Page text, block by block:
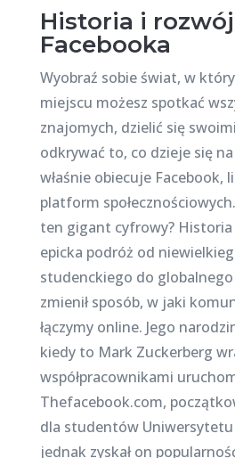
Historia i rozwój
Facebooka
Wyobraź sobie świat, w
miejscu możesz spotkać
znajomych, dzielić się
odkrywać to, co dzieje się
właśnie obiecuje Facebook,
platform
ten gigant cyfrowy? Historia
epicka podróż od
studenckiego do
zmienił sposób, w jaki
łączymy online. Jego
kiedy to Mark Zuckerberg
współpracownikami
Thefacebook.com,
dla studentów Uniwersytetu
jednak zyskał on